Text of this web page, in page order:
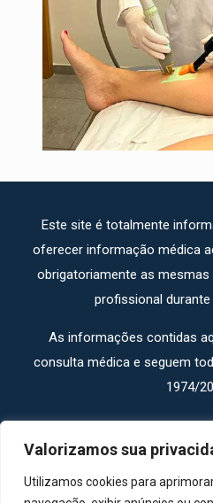
Valorizamos sua
Utilizamos cookies para
Este site é totalmente
oferecer informação médica
obrigatoriamente as
profissional
As informações contidas
consulta médica e seguem
1974/